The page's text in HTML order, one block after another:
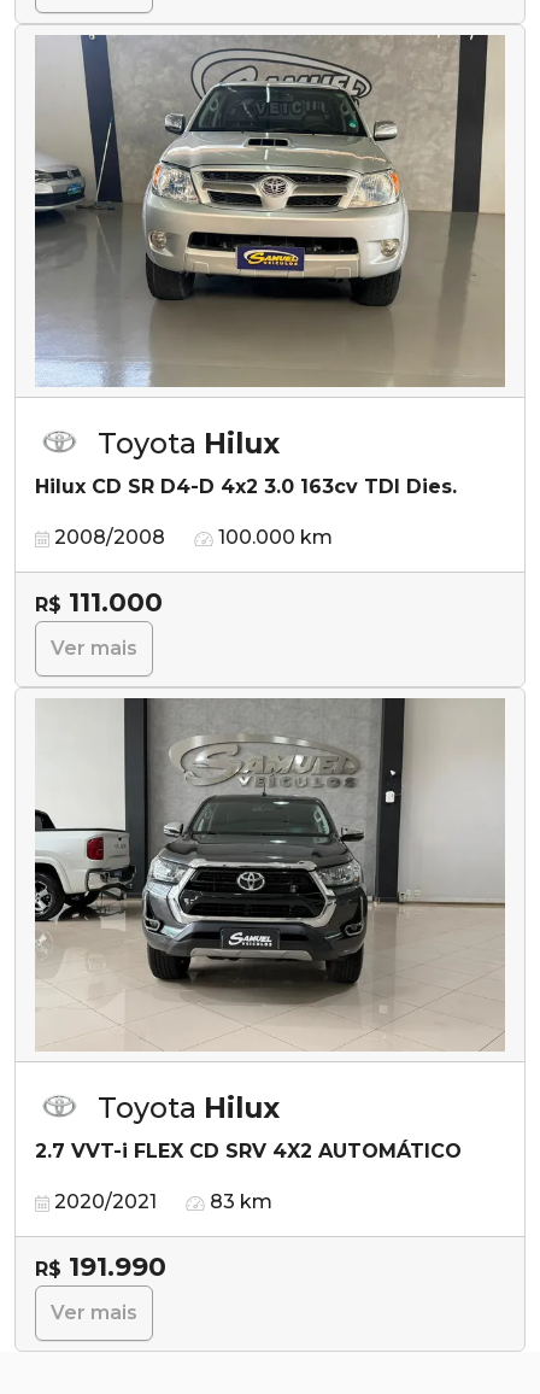
Toyota Hilux
Hilux CD SR D4-D 4x2 3.0 163cv TDI Dies.
2008/2008 100.000 km
R$ 111.000
Ver mais
Toyota Hilux
2.7 VVT-i FLEX CD SRV 4X2 AUTOMÁTICO
2020/2021 83 km
R$ 191.990
Ver mais